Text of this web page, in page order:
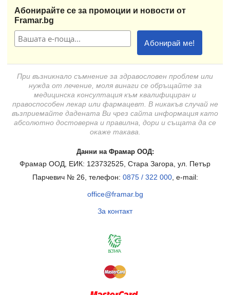
Абонирайте се за промоции и новости от
Framar.bg
При възникнало съмнение за здравословен проблем или
нужда от лечение, моля винаги се обръщайте за
медицинска консултация към квалифициран и
правоспособен лекар или фармацевт. В никакъв случай не
възприемайте дадената Ви чрез сайта информация като
абсолютно достоверна и правилна, дори и същата да се
окаже такава.
Данни на Фрамар ООД:
Фрамар ООД, ЕИК: 123732525, Стара Загора, ул. Петър
Парчевич № 26, телефон: 0875 / 322 000, e-mail:
office@framar.bg
За контакт